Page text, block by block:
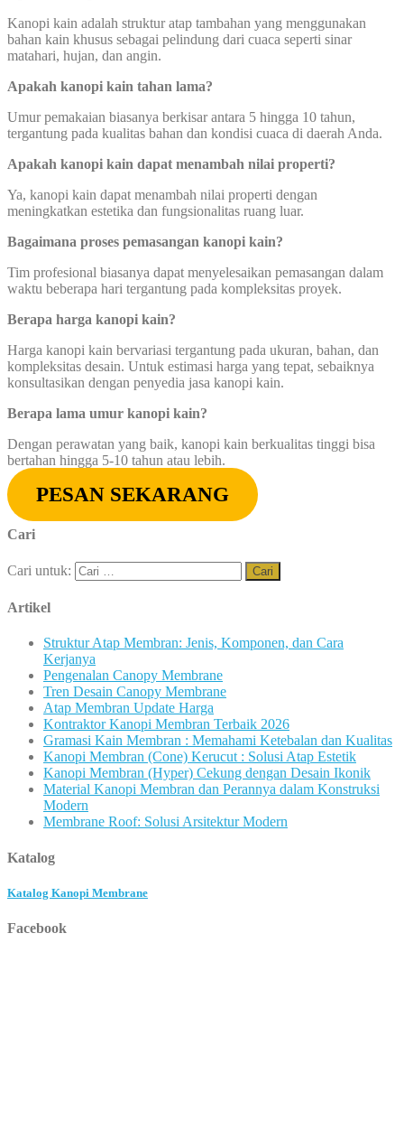
Kanopi kain adalah struktur atap tambahan yang menggunakan
bahan kain khusus sebagai pelindung dari cuaca seperti sinar
matahari, hujan, dan angin.
Apakah kanopi kain tahan lama?
Umur pemakaian biasanya berkisar antara 5 hingga 10 tahun,
tergantung pada kualitas bahan dan kondisi cuaca di daerah Anda.
Apakah kanopi kain dapat menambah nilai properti?
Ya, kanopi kain dapat menambah nilai properti dengan
meningkatkan estetika dan fungsionalitas ruang luar.
Bagaimana proses pemasangan kanopi kain?
Tim profesional biasanya dapat menyelesaikan pemasangan dalam
waktu beberapa hari tergantung pada kompleksitas proyek.
Berapa harga kanopi kain?
Harga kanopi kain bervariasi tergantung pada ukuran, bahan, dan
kompleksitas desain. Untuk estimasi harga yang tepat, sebaiknya
konsultasikan dengan penyedia jasa kanopi kain.
Berapa lama umur kanopi kain?
Dengan perawatan yang baik, kanopi kain berkualitas tinggi bisa
bertahan hingga 5-10 tahun atau lebih.
PESAN SEKARANG
Cari
Cari untuk:
Artikel
Struktur Atap Membran: Jenis, Komponen, dan Cara
Kerjanya
Pengenalan Canopy Membrane
Tren Desain Canopy Membrane
Atap Membran Update Harga
Kontraktor Kanopi Membran Terbaik 2026
Gramasi Kain Membran : Memahami Ketebalan dan Kualitas
Kanopi Membran (Cone) Kerucut : Solusi Atap Estetik
Kanopi Membran (Hyper) Cekung dengan Desain Ikonik
Material Kanopi Membran dan Perannya dalam Konstruksi
Modern
Membrane Roof: Solusi Arsitektur Modern
Katalog
Katalog Kanopi Membrane
Facebook